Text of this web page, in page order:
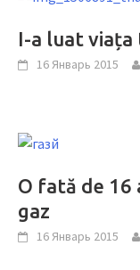
I-a luat viața
16 Январь 2015
O fată de 16
gaz
16 Январь 2015